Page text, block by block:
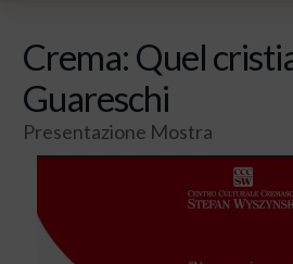
Crema: Quel
Guareschi
Presentazione Mostra